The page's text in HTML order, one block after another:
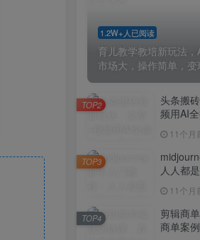
11个月
TOP5
AI+营养
课，AI
11个月
TOP6
外贸营
程，打
营销任
11个月
2025拼
无需手
轻松月
11个月
1.2W+人已阅读
育儿教学教培新玩法，
市场大，操作简单，
头条搬
频用AI
11个月
TOP2
人人都
11个月
TOP3
剪辑商
商单案
TOP4